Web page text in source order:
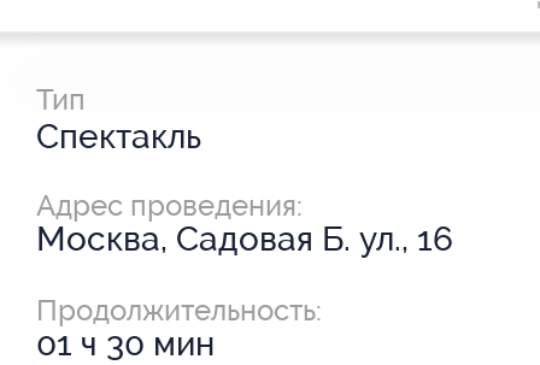
Тип
Спектакль
Адрес проведения:
Москва, Садовая Б. ул., 16
Продолжительность:
01 ч 30 мин